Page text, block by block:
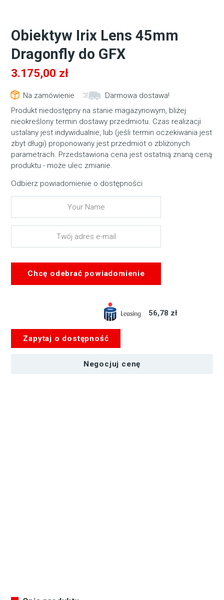
Obiektyw Irix Lens 45mm
Dragonfly do GFX
3.175,00 zł
Na zamówienie
Darmowa dostawa!
Produkt niedostępny na stanie magazynowym, bliżej
nieokreślony termin dostawy przedmiotu. Czas realizacji
ustalany jest indywidualnie, lub (jeśli termin oczekiwania jest
zbyt długi) proponowany jest przedmiot o zbliżonych
parametrach. Przedstawiona cena jest ostatnią znaną ceną
produktu - może ulec zmianie.
Odbierz powiadomienie o dostępności
Chcę odebrać powiadomienie
56,78 zł
Zapytaj o dostępność
Negocjuj cenę